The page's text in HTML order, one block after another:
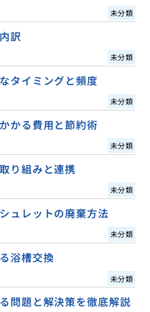
未分類
訳
未分類
タイミングと頻度
未分類
かる費用と節約術
未分類
り組みと連携
未分類
ュレットの廃棄方法
未分類
浴槽交換
未分類
問題と解決策を徹底解説